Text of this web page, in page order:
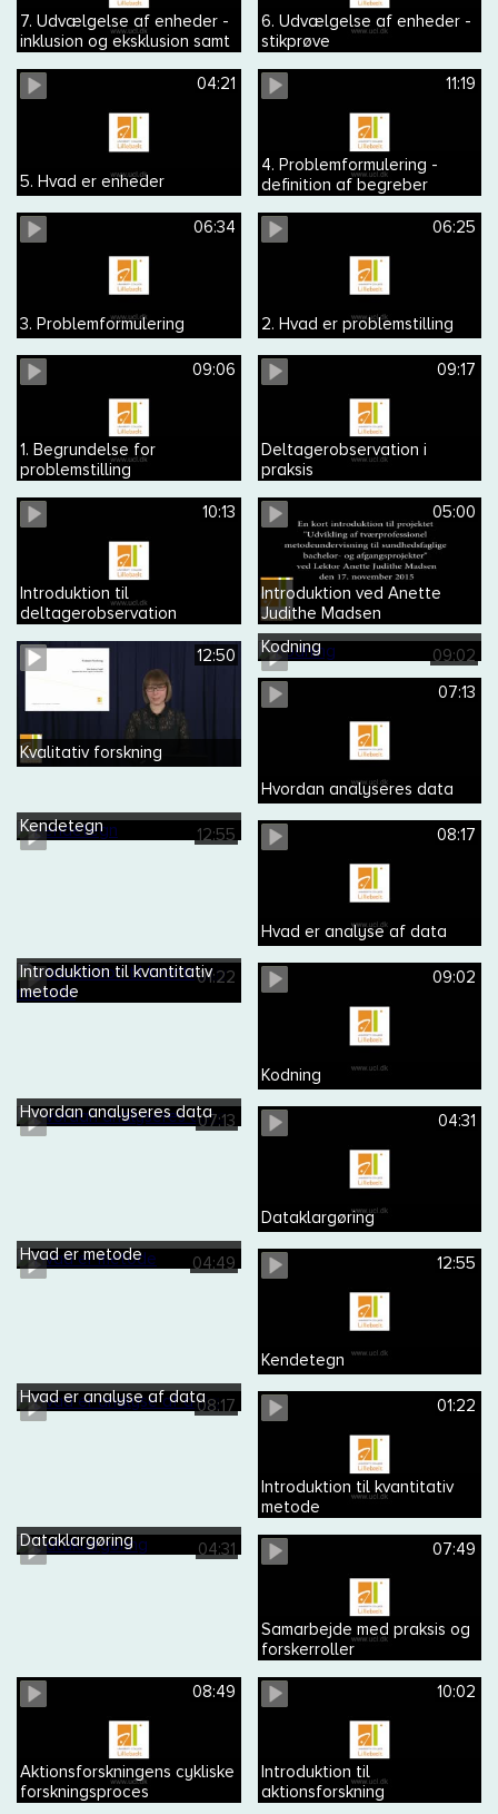
7. Udvælgelse af enheder -
inklusion og eksklusion samt
generaliserbar
6. Udvælgelse af enheder -
stikprøve
04:21
5. Hvad er enheder
11:19
4. Problemformulering -
definition af begreber
06:34
3. Problemformulering
06:25
2. Hvad er problemstilling
09:06
1. Begrundelse for
problemstilling
09:17
Deltagerobservation i
praksis
10:13
Introduktion til
deltagerobservation
05:00
Introduktion ved Anette
Judithe Madsen
12:50
Kvalitativ forskning
09:02
Kodning
07:13
Hvordan analyseres data
12:55
Kendetegn 08:17
Hvad er analyse af data
01:22
Introduktion til kvantitativ
metode
09:02
Kodning
07:13
Hvordan analyseres data 04:31
Dataklargøring
04:49
Hvad er metode 12:55
Kendetegn
08:17
Hvad er analyse af data 01:22
Introduktion til kvantitativ
metode
04:31
Dataklargøring 07:49
Samarbejde med praksis og
forskerroller
08:49
Aktionsforskningens cykliske
forskningsproces
10:02
Introduktion til
aktionsforskning